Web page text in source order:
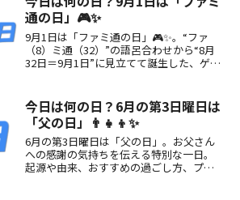
通の日」🎮✨
9月1日は「ファミ通の日」🎮✨。“ファ
（8）ミ通（32）”の語呂合わせから“8月
32日＝9月1日”に見立てて誕生した、ゲー
今日は何の日？6月の第3日曜日は
「父の日」👨‍👧‍👦✨
6月の第3日曜日は「父の日」。お父さん
への感謝の気持ちを伝える特別な一日。
起源や由来、おすすめの過ごし方、プレ